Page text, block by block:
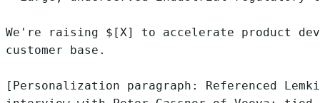
We're raising $[X] to accelerate product
customer base.
[Personalization paragraph: Referenced